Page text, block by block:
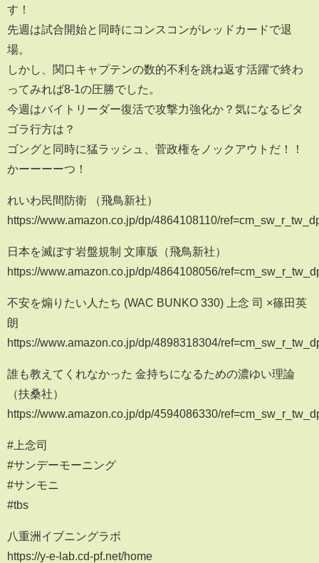
す！
先週は試合開始と同時にコンスコンがレッドカードで退
場。
しかし、関口キャプテンの数的不利を跳ね返す活躍で終わ
ってみれば8-1の圧勝でした。
今週はバイトリーダー復活で攻撃力強化か？気になるピタ
ゴラ行方は？
ゴングと同時に猛ラッシュ、菅政権をノックアウトだ！！
かーーーーつ！
れいわ民間防衛 （飛鳥新社）
https://www.amazon.co.jp/dp/4864108110/
日本を滅ぼす岩盤規制 文庫版（飛鳥新社）
https://www.amazon.co.jp/dp/4864108056/
不安を煽りたい人たち (WAC BUNKO 330) 上念 司 ×篠田英
朗
https://www.amazon.co.jp/dp/4898318304/
誰も教えてくれなかった 金持ちになるための濃ゆい理論
（扶桑社）
https://www.amazon.co.jp/dp/4594086330/
#上念司
#サンデーモーニング
#サンモニ
#tbs
八重洲イブニングラボ
https://y-e-lab.cd-pf.net/home